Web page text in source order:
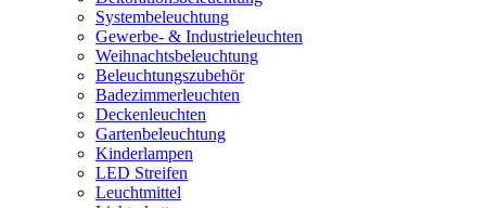
Systembeleuchtung
Gewerbe- & Industrieleuchten
Weihnachtsbeleuchtung
Beleuchtungszubehör
Badezimmerleuchten
Deckenleuchten
Gartenbeleuchtung
Kinderlampen
LED Streifen
Leuchtmittel